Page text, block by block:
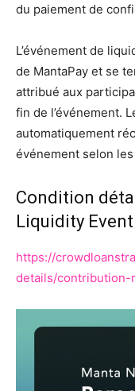
du paiement de
L’événement de
de MantaPay et se
attribué aux
fin de l’événement.
automatiquement
événement selon
Condition
Liquidity Event
https://
details/contribution-